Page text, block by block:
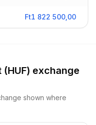
Ft1 822 500,00
(HUF) exchange
shown where